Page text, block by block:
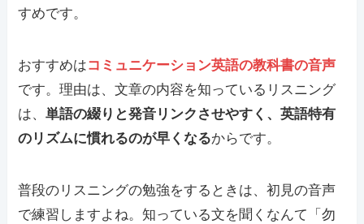
すめです。
おすすめはコミュニケーション英語の教科書の音声
です。理由は、文章の内容を知っているリスニング
は、単語の綴りと発音リンクさせやすく、英語特有
のリズムに慣れるのが早くなるからです。
普段のリスニングの勉強をするときは、初見の音声
で練習しますよね。知っている文を聞くなんて「勿